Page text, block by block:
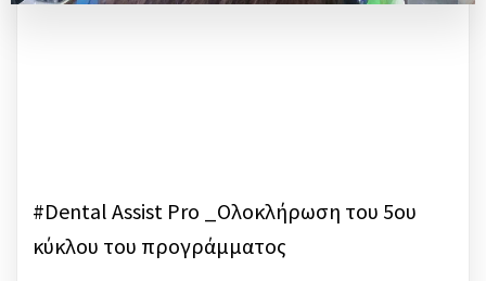
#Dental Assist Pro _Ολοκλήρωση του 5ου
κύκλου του προγράμματος